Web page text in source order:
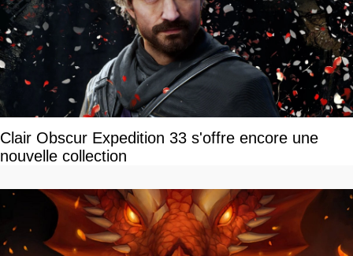
Clair Obscur Expedition 33 s'offre encore une
nouvelle collection